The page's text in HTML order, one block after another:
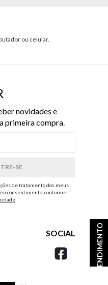
ATENDIMENTO
ou celular.
novidades e
primeira compra.
de tratamento dos meus
consentimento, conforme
SOCIAL